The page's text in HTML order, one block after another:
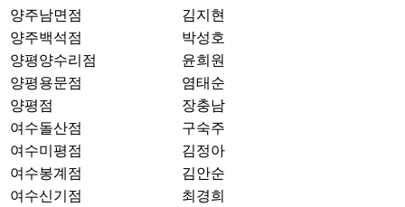
양주남면점
김지현
양주백석점
박성호
양평양수리점
윤희원
양평용문점
염태순
양평점
장충남
여수돌산점
구숙주
여수미평점
김정아
여수봉계점
김안순
여수신기점
최경희